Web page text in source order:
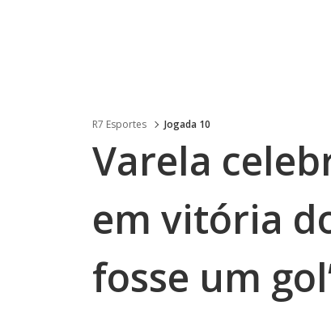
R7 Esportes Jogada 10
Varela
em vitória
fosse um